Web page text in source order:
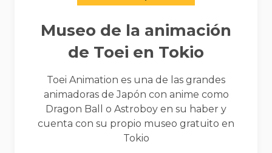
Museo de la animación
de Toei en Tokio
Toei Animation es una de las grandes
animadoras de Japón con anime como
Dragon Ball o Astroboy en su haber y
cuenta con su propio museo gratuito en
Tokio